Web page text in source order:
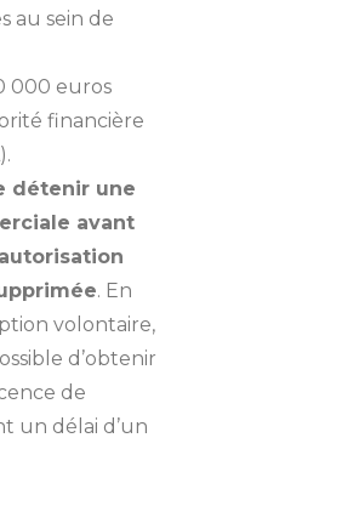
au sein de
000 euros
financière
détenir une
avant
. En
volontaire,
d’obtenir
de
un délai d’un